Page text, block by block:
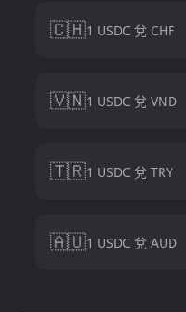
🇨🇭1 USDC 兌 CHF
🇻🇳1 USDC 兌 VND
🇹🇷1 USDC 兌 TRY
🇦🇺1 USDC 兌 AUD